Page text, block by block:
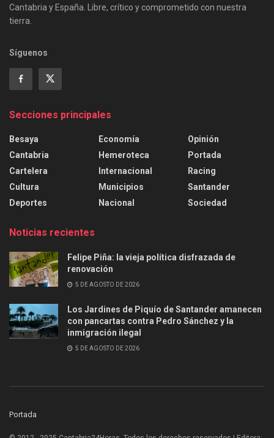
Cantabria y España. Libre, crítico y comprometido con nuestra
tierra.
Síguenos
Secciones principales
Besaya
Cantabria
Cartelera
Cultura
Deportes
Economía
Hemeroteca
Internacional
Municipios
Nacional
Opinión
Portada
Racing
Santander
Sociedad
Noticias recientes
Felipe Piña: la vieja política disfrazada de
renovación
5 DE AGOSTO DE 2026
Los Jardines de Piquío de Santander amanecen
con pancartas contra Pedro Sánchez y la
inmigración ilegal
5 DE AGOSTO DE 2026
Portada